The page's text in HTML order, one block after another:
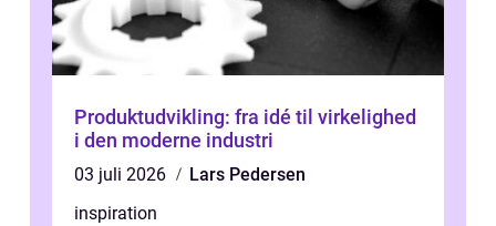
Produktudvikling: fra idé til virkelighed
i den moderne industri
03 juli 2026
Lars Pedersen
inspiration